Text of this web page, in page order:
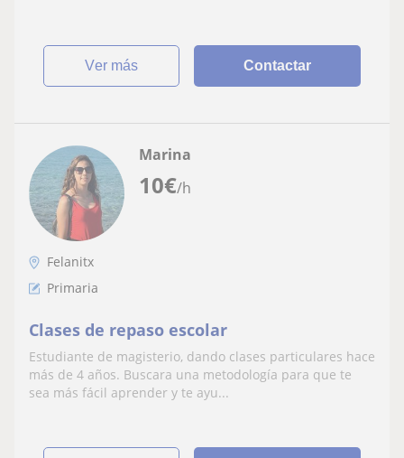
ver más Contactar
10€/h
Marina
Felanitx
Primaria
Clases de repaso escolar
Estudiante de magisterio, dando clases particulares hace
más de 4 años. Buscara una metodología para que te
sea más fácil aprender y te ayu...